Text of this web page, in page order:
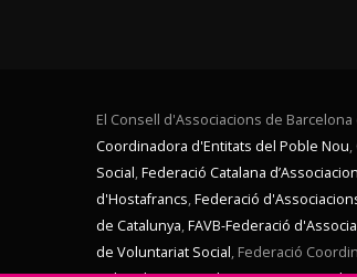
El Consell d'Associacions de
Coordinadora d'Entitats del Poble Nou,
Social,Federació Catalana
d'Hostafrancs,Federació
de Catalunya,FAVB-Federació
de Voluntariat Social, Federació